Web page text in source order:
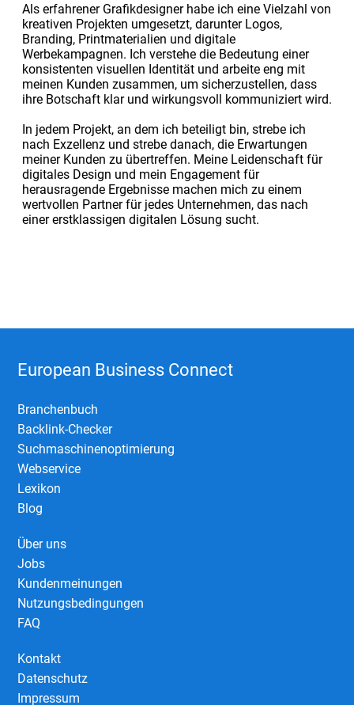
Als erfahrener Grafikdesigner habe ich eine Vielzahl von
kreativen Projekten umgesetzt, darunter Logos,
Branding, Printmaterialien und digitale
Werbekampagnen. Ich verstehe die Bedeutung einer
konsistenten visuellen Identität und arbeite eng mit
meinen Kunden zusammen, um sicherzustellen, dass
ihre Botschaft klar und wirkungsvoll kommuniziert wird.
In jedem Projekt, an dem ich beteiligt bin, strebe ich
nach Exzellenz und strebe danach, die Erwartungen
meiner Kunden zu übertreffen. Meine Leidenschaft für
digitales Design und mein Engagement für
herausragende Ergebnisse machen mich zu einem
wertvollen Partner für jedes Unternehmen, das nach
einer erstklassigen digitalen Lösung sucht.
European Business Connect
Branchenbuch
Backlink-Checker
Suchmaschinenoptimierung
Webservice
Lexikon
Blog
Über uns
Jobs
Kundenmeinungen
Nutzungsbedingungen
FAQ
Kontakt
Datenschutz
Impressum